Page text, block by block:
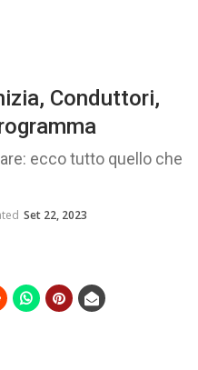
Conduttori,
ecco tutto quello che
Set 22, 2023